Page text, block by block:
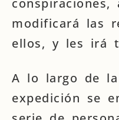
conspiraciones,
modificará las
ellos, y les irá
A lo largo de
expedición se